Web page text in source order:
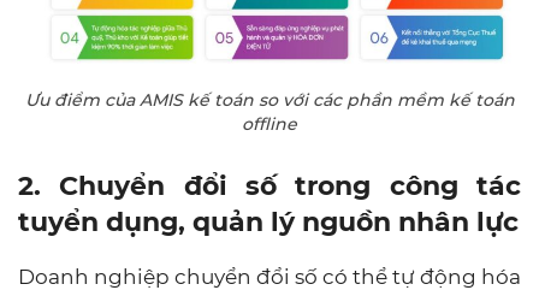
Ưu điểm của AMIS kế toán so với các phần mềm kế toán
offline
2. Chuyển đổi số trong công tác
tuyển dụng, quản lý nguồn nhân lực
Doanh nghiệp chuyển đổi số có thể tự động hóa